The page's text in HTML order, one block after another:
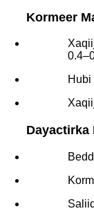
Kormeer
Hubi
Dayactirka